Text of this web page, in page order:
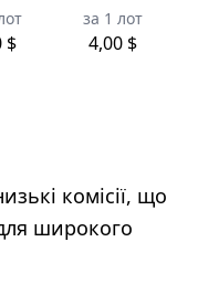
$
за 1 лот
4,00 $
комісії, що
широкого